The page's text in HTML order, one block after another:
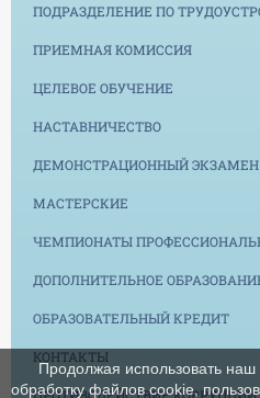
ПОДРАЗДЕЛЕНИЕ ПО
ПРИЕМНАЯ КОМИССИЯ
ЦЕЛЕВОЕ ОБУЧЕНИЕ
НАСТАВНИЧЕСТВО
ДЕМОНСТРАЦИОННЫЙ ЭКЗАМЕН
МАСТЕРСКИЕ
ЧЕМПИОНАТЫ
ДОПОЛНИТЕЛЬНОЕ
ОБРАЗОВАТЕЛЬНЫЙ КРЕДИТ
КОНТАКТЫ
ПРОТИВОДЕЙСТВИЕ КОРРУПЦИИ
Продолжая использовать наш
обработку файлов cookie,